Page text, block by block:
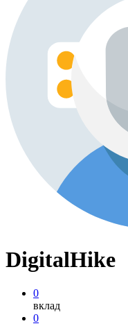
DigitalHike
0
вклад
0